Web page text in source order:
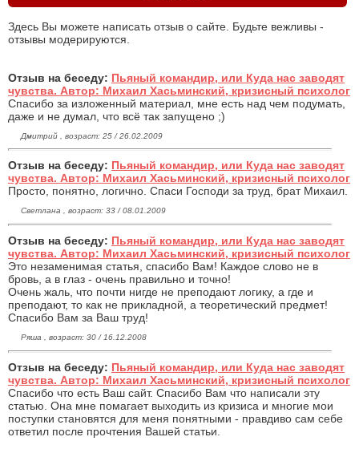
Здесь Вы можете написать отзыв о сайте. Будьте вежливы -
отзывы модерируются.
Отзыв на беседу: Пьяный командир, или Куда нас заводят
чувства. Автор: Михаил Хасьминский, кризисный психолог
Спасибо за изложенный материал, мне есть над чем подумать,
даже и не думал, что всё так запущено ;)
Дмитрий , возраст: 25 / 26.02.2009
Отзыв на беседу: Пьяный командир, или Куда нас заводят
чувства. Автор: Михаил Хасьминский, кризисный психолог
Просто, понятно, логично. Спаси Господи за труд, брат Михаил.
Светлана , возраст: 33 / 08.01.2009
Отзыв на беседу: Пьяный командир, или Куда нас заводят
чувства. Автор: Михаил Хасьминский, кризисный психолог
Это незаменимая статья, спасибо Вам! Каждое слово не в
бровь, а в глаз - очень правильно и точно!
Очень жаль, что почти нигде не преподают логику, а где и
преподают, то как не прикладной, а теоретический предмет!
Спасибо Вам за Ваш труд!
Ряша , возраст: 30 / 16.12.2008
Отзыв на беседу: Пьяный командир, или Куда нас заводят
чувства. Автор: Михаил Хасьминский, кризисный психолог
Спасибо что есть Ваш сайт. Спасибо Вам что написали эту
статью. Она мне помагает выходить из кризиса и многие мои
поступки становятся для меня понятными - правдиво сам себе
ответил после прочтения Вашей статьи.